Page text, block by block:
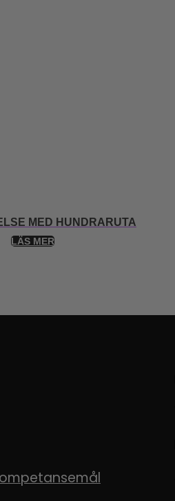
MED HUNDRARUTA
LÄS MER